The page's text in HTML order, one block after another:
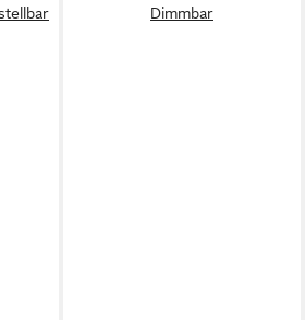
Dimmbar